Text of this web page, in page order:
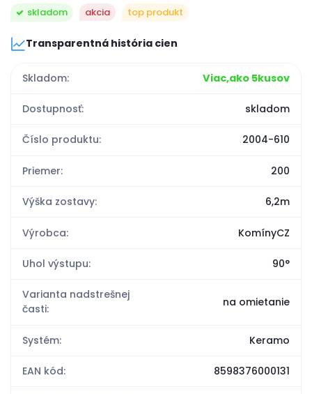
skladom akcia top produkt
Transparentná história cien
Skladom: Viac,ako 5kusov
Dostupnosť: skladom
Číslo produktu: 2004-610
Priemer: 200
Výška zostavy: 6,2m
Výrobca: KomínyCZ
Uhol výstupu: 90°
Varianta nadstrešnej
časti:
na omietanie
Systém: Keramo
EAN kód: 8598376000131